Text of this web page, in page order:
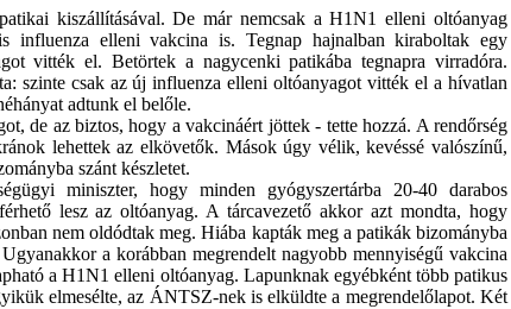
kiszállításával. De már nemcsak a H1N1 elleni oltóanyag
influenza elleni vakcina is. Tegnap hajnalban kiraboltak egy
vitték el. Betörtek a nagycenki patikába tegnapra virradóra.
szinte csak az új influenza elleni oltóanyagot vitték el a hívatlan
adtunk el belőle.
de az biztos, hogy a vakcináért jöttek - tette hozzá. A rendőrség
lehettek az elkövetők. Mások úgy vélik, kevéssé valószínű,
szánt készletet.
miniszter, hogy minden gyógyszertárba 20-40 darabos
lesz az oltóanyag. A tárcavezető akkor azt mondta, hogy
nem oldódtak meg. Hiába kapták meg a patikák bizományba
a korábban megrendelt nagyobb mennyiségű vakcina
a H1N1 elleni oltóanyag. Lapunknak egyébként több patikus
elmesélte, az ÁNTSZ-nek is elküldte a megrendelőlapot. Két